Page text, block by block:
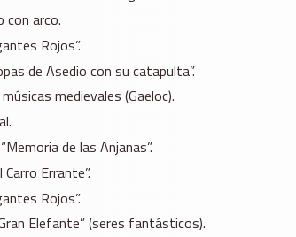
con arco.
Rojos”.
de Asedio con su catapulta”.
medievales (Gaeloc).
de las Anjanas”.
Errante”.
Rojos”.
Elefante” (seres fantásticos).